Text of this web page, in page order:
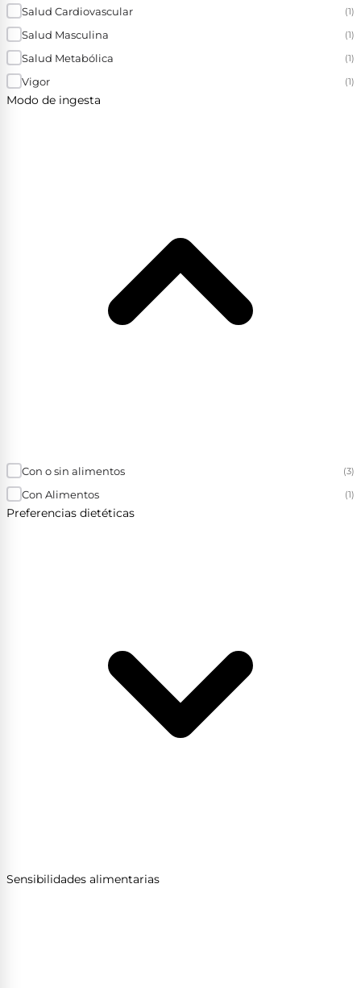
Salud Cardiovascular (1)
Salud Masculina (1)
Salud Metabólica (1)
Vigor (1)
Modo de ingesta
Con o sin alimentos (3)
Con Alimentos (1)
Preferencias dietéticas
Sensibilidades alimentarias